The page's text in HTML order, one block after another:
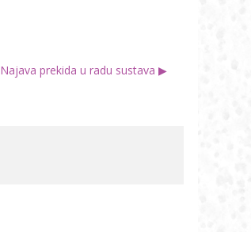
Najava prekida u radu sustava ▶︎